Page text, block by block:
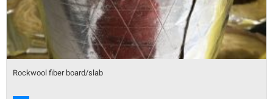
Rockwool fiber board/slab